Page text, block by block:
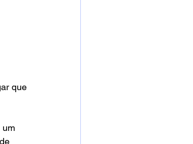
que
um